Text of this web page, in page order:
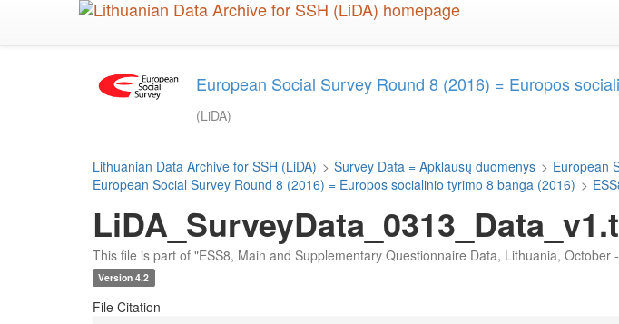
European Social Survey Round 8 (2016) = Europos
(LiDA)
Lithuanian Data Archive for SSH (LiDA) > Survey Data = Apklausų duomenys > European
European Social Survey Round 8 (2016) = Europos socialinio tyrimo 8 banga (2016) >
This file is part of "ESS8, Main and Supplementary Questionnaire Data, Lithuania, October
Version 4.2
File Citation